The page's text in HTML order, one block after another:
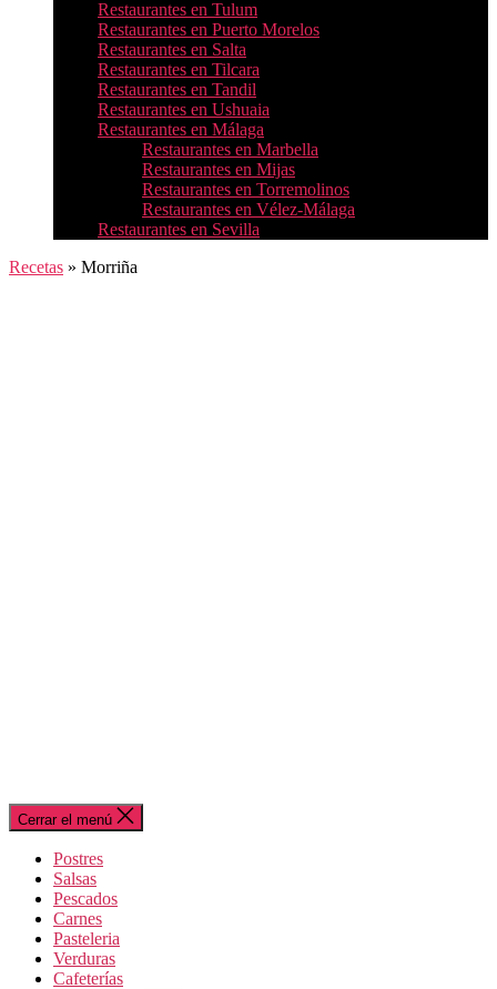
Restaurantes en Tulum
Restaurantes en Puerto Morelos
Restaurantes en Salta
Restaurantes en Tilcara
Restaurantes en Tandil
Restaurantes en Ushuaia
Restaurantes en Málaga
Restaurantes en Marbella
Restaurantes en Mijas
Restaurantes en Torremolinos
Restaurantes en Vélez-Málaga
Restaurantes en Sevilla
Recetas » Morriña
Cerrar el menú
Postres
Salsas
Pescados
Carnes
Pasteleria
Verduras
Cafeterías